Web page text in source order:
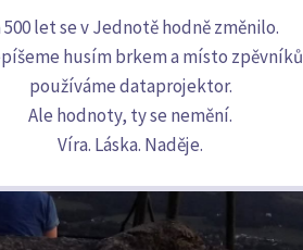
500 let se v Jednotě hodně změnilo.
husím brkem a místo zpěvníků
používáme dataprojektor.
Ale hodnoty, ty se nemění.
Víra. Láska. Naděje.